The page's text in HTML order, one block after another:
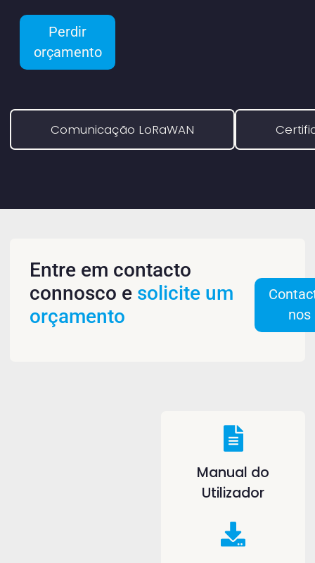
Perdir
orçamento
Comunicação LoRaWAN
Entre em contacto
connosco e solicite um
orçamento
nos
Manual do
Utilizador